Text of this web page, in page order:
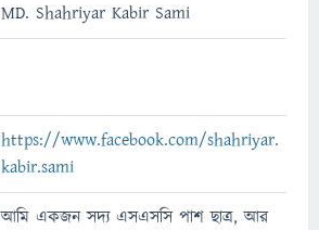
MD. Shahriyar Kabir Sami
https://www.facebook.com/shahriyar.
kabir.sami
আমি একজন সদ্য এসএসসি পাশ ছাত্র, আর